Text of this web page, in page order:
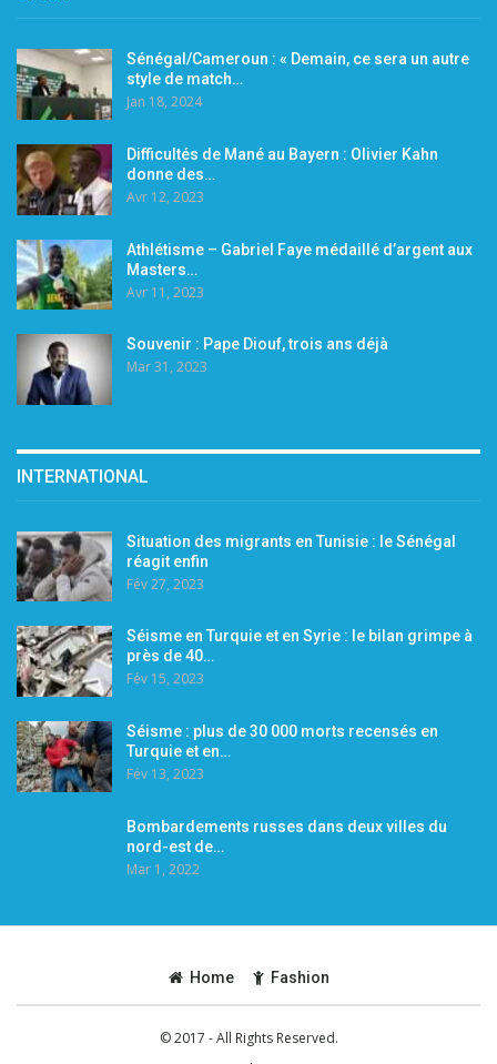
Sénégal/Cameroun : « Demain, ce sera un autre
style de match…
Jan 18, 2024
Difficultés de Mané au Bayern : Olivier Kahn
donne des…
Avr 12, 2023
Athlétisme – Gabriel Faye médaillé d’argent aux
Masters…
Avr 11, 2023
Souvenir : Pape Diouf, trois ans déjà
Mar 31, 2023
INTERNATIONAL
Situation des migrants en Tunisie : le Sénégal
réagit enfin
Fév 27, 2023
Séisme en Turquie et en Syrie : le bilan grimpe à
près de 40…
Fév 15, 2023
Séisme : plus de 30 000 morts recensés en
Turquie et en…
Fév 13, 2023
Bombardements russes dans deux villes du
nord-est de…
Mar 1, 2022
Home Fashion
© 2017 - All Rights Reserved.